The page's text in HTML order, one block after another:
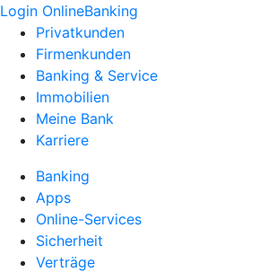
Login OnlineBanking
Privatkunden
Firmenkunden
Banking & Service
Immobilien
Meine Bank
Karriere
Banking
Apps
Online-Services
Sicherheit
Verträge